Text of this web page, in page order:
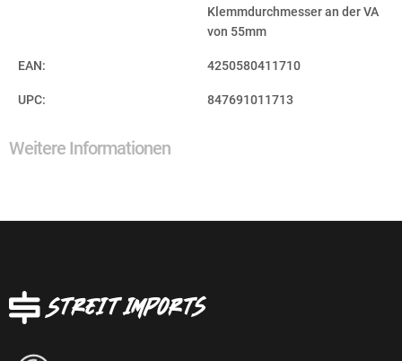
Klemmdurchmesser an der VA
von 55mm
EAN: 4250580411710
UPC: 847691011713
Weitere Informationen